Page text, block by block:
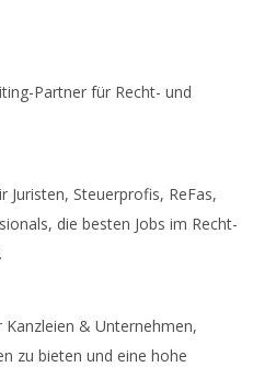
Partner für Recht- und
Juristen, Steuerprofis, ReFas,
die besten Jobs im Recht-
& Unternehmen,
zu bieten und eine hohe